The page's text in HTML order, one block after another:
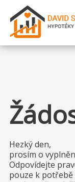
Formuláře
Aktuality
Partneři
Hezký den,
prosím o
Odpovídejte
pouze k potřebě